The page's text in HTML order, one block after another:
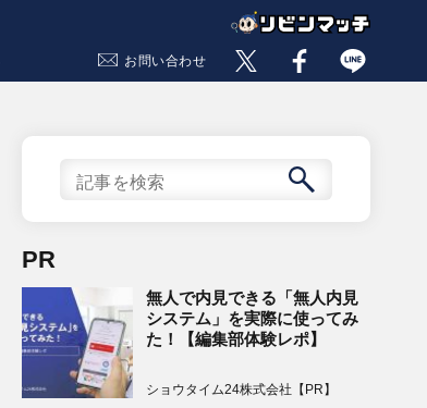
お問い合わせ
PR
無人で内見できる「無人内見
システム」を実際に使ってみ
た！【編集部体験レポ】
ショウタイム24株式会社【PR】